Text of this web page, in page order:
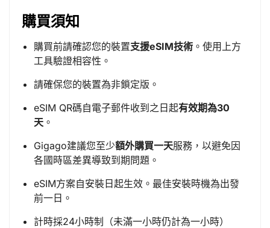
購買須知
購買前請確認您的裝置支援eSIM技術 。使用上方
工具驗證相容性。
請確保您的裝置為非鎖定版。
eSIM QR碼自電子郵件收到之日起有效期為30
天 。
Gigago建議您至少額外購買一天服務，以避免因
各國時區差異導致到期問題。
eSIM方案自安裝日起生效。最佳安裝時機為出發
前一日。
計時採24小時制（未滿一小時仍計為一小時）